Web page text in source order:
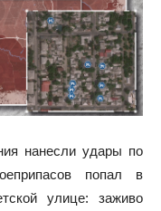
нанесли удары по
попал в
улице: заживо